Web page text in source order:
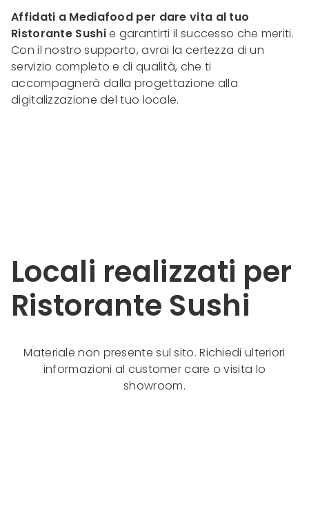
Affidati a Mediafood per dare vita al tuo
Ristorante Sushie garantirti il successo che meriti.
Con il nostro supporto, avrai la certezza di un
servizio completo e di qualità, che ti
accompagnerà dalla progettazione alla
digitalizzazione del tuo locale.
Locali realizzati per
Ristorante Sushi
Materiale non presente sul sito. Richiedi ulteriori
informazioni al customer care o visita lo
showroom.